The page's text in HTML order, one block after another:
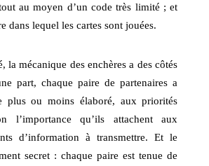
au moyen d’un code très limité ; et
dans lequel les cartes sont jouées.
la mécanique des enchères a des côtés
part, chaque paire de partenaires a
plus ou moins élaboré, aux priorités
l’importance qu’ils attachent aux
d’information à transmettre. Et le
secret : chaque paire est tenue de